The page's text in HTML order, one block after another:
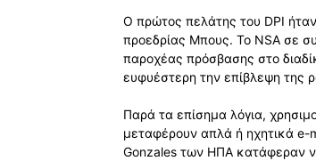
Ο πρώτος πελάτης του DPI
προεδρίας Μπους. Το NSA σε
παροχέας πρόσβασης στο
ευφυέστερη την επίβλεψη της
Παρά τα επίσημα λόγια,
μεταφέρουν απλά ή ηχητικά e-
Gonzales των ΗΠΑ κατάφεραν